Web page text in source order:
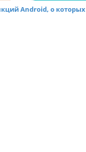
Android, о которых